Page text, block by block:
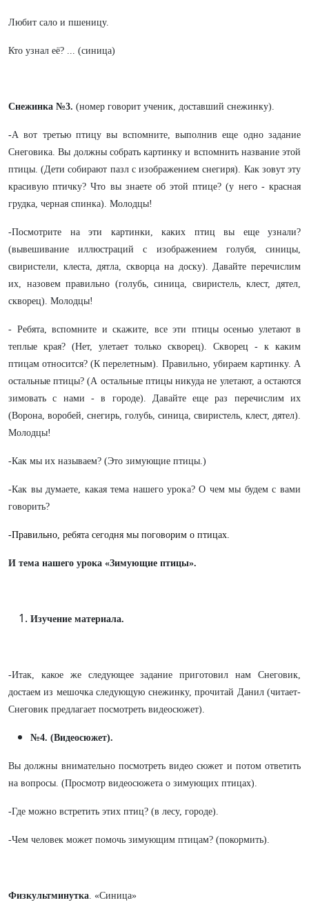
Любит сало и пшеницу.
Кто узнал её? ... (синица)
Снежинка №3. (номер говорит ученик, доставший снежинку).
-А вот третью птицу вы вспомните, выполнив еще одно задание
Снеговика. Вы должны собрать картинку и вспомнить название этой
птицы. (Дети собирают пазл с изображением снегиря). Как зовут эту
красивую птичку? Что вы знаете об этой птице? (у него - красная
грудка, черная спинка). Молодцы!
-Посмотрите на эти картинки, каких птиц вы еще узнали?
(вывешивание иллюстраций с изображением голубя, синицы,
свиристели, клеста, дятла, скворца на доску). Давайте перечислим
их, назовем правильно (голубь, синица, свиристель, клест, дятел,
скворец). Молодцы!
- Ребята, вспомните и скажите, все эти птицы осенью улетают в
теплые края? (Нет, улетает только скворец). Скворец - к каким
птицам относится? (К перелетным). Правильно, убираем картинку. А
остальные птицы? (А остальные птицы никуда не улетают, а остаются
зимовать с нами - в городе). Давайте еще раз перечислим их
(Ворона, воробей, снегирь, голубь, синица, свиристель, клест, дятел).
Молодцы!
-Как мы их называем? (Это зимующие птицы.)
-Как вы думаете, какая тема нашего урока? О чем мы будем с вами
говорить?
-Правильно, ребята сегодня мы поговорим о птицах.
И тема нашего урока «Зимующие птицы».
Изучение материала.
-Итак, какое же следующее задание приготовил нам Снеговик,
достаем из мешочка следующую снежинку, прочитай Данил (читает-
Снеговик предлагает посмотреть видеосюжет).
№4. (Видеосюжет).
Вы должны внимательно посмотреть видео сюжет и потом ответить
на вопросы. (Просмотр видеосюжета о зимующих птицах).
-Где можно встретить этих птиц? (в лесу, городе).
-Чем человек может помочь зимующим птицам? (покормить).
Физкультминутка. «Синица»